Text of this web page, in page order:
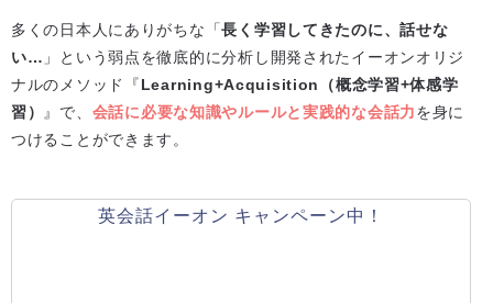
多くの日本人にありがちな「長く学習してきたのに、話せな
い… 」という弱点を徹底的に分析し開発されたイーオンオリジ
ナルのメソッド『Learning+Acquisition（概念学習+体感学
習）
』で、 会話に必要な知識やルールと実践的な会話力を身に
つけることができます。
英会話イーオン キャンペーン中！